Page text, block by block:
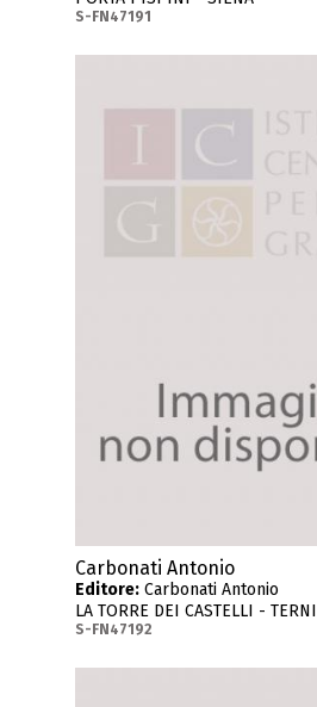
S-FN47191
Carbonati Antonio
Editore: Carbonati Antonio
LA TORRE DEI CASTELLI - TERNI
S-FN47192